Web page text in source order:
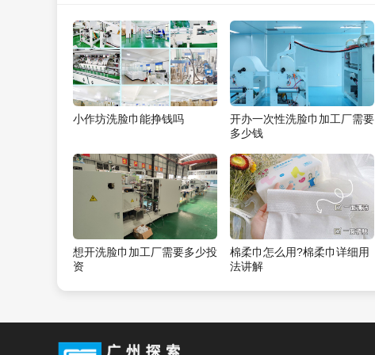
小作坊洗脸巾能挣钱吗
开办一次性洗脸巾加工厂需要
多少钱
想开洗脸巾加工厂需要多少投
资
棉柔巾怎么用?棉柔巾详细用
法讲解